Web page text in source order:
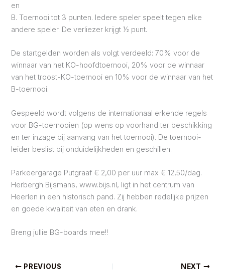
en
B. Toernooi tot 3 punten. Iedere speler speelt tegen elke
andere speler. De verliezer krijgt ½ punt.
De startgelden worden als volgt verdeeld: 70% voor de
winnaar van het KO-hoofdtoernooi, 20% voor de winnaar
van het troost-KO-toernooi en 10% voor de winnaar van het
B-toernooi.
Gespeeld wordt volgens de internationaal erkende regels
voor BG-toernooien (op wens op voorhand ter beschikking
en ter inzage bij aanvang van het toernooi). De toernooi-
leider beslist bij onduidelijkheden en geschillen.
Parkeergarage Putgraaf € 2,00 per uur max € 12,50/dag.
Herbergh Bijsmans, www.bijs.nl, ligt in het centrum van
Heerlen in een historisch pand. Zij hebben redelijke prijzen
en goede kwaliteit van eten en drank.
Breng jullie BG-boards mee!!
PREVIOUS NEXT